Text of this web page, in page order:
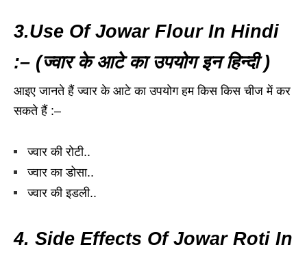
3.Use Of Jowar Flour In Hindi
:– (ज्वार के आटे का उपयोग इन हिन्दी )
आइए जानते हैं ज्वार के आटे का उपयोग हम किस किस चीज में कर
सकते हैं :–
ज्वार की रोटी..
ज्वार का डोसा..
ज्वार की इडली..
4. Side Effects Of Jowar Roti In